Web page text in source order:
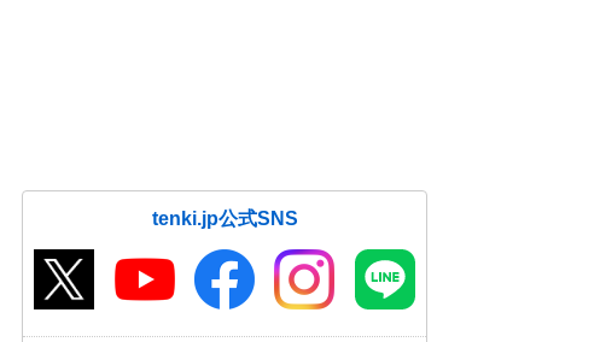
tenki.jp公式SNS